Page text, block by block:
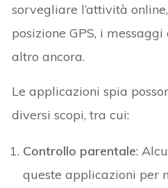
sorvegliare l’attività
posizione GPS, i
altro ancora.
Le applicazioni spia
diversi scopi, tra cui:
Controllo parentale:
queste applicazioni per